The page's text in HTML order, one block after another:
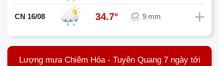
CN 16/08 34.7° 9 mm
Lượng mưa Chiêm Hóa - Tuyên Quang 7 ngày tới